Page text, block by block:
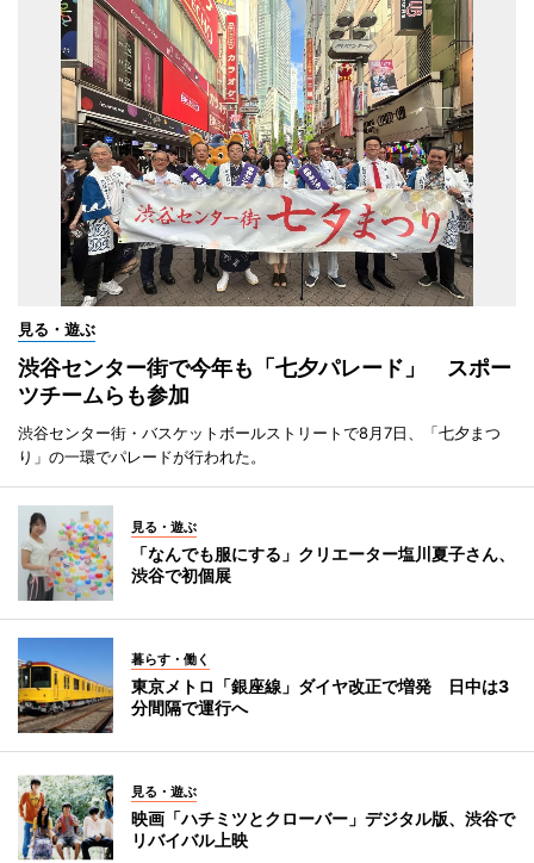
見る・遊ぶ
渋谷センター街で今年も「七夕パレード」 スポー
ツチームらも参加
渋谷センター街・バスケットボールストリートで8月7日、「七夕まつ
り」の一環でパレードが行われた。
見る・遊ぶ
「なんでも服にする」クリエーター塩川夏子さん、
渋谷で初個展
暮らす・働く
東京メトロ「銀座線」ダイヤ改正で増発 日中は3
分間隔で運行へ
見る・遊ぶ
映画「ハチミツとクローバー」デジタル版、渋谷で
リバイバル上映